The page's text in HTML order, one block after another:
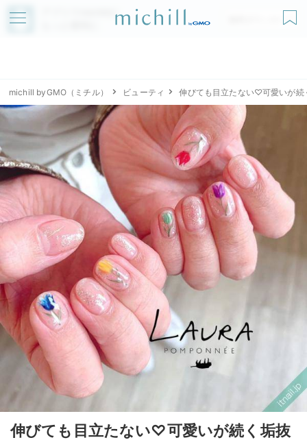
アプリでmichillが
無料ダウンロード
michill byGMO（ミチル） ビューティ 伸びても目立たない♡可愛いが続
伸びても目立たない♡可愛いが続く垢抜